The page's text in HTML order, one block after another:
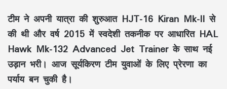
टीम ने अपनी यात्रा की शुरुआत HJT-16 Kiran Mk-II से
की थी और वर्ष 2015 में स्वदेशी तकनीक पर आधारित HAL
Hawk Mk-132 Advanced Jet Trainer के साथ नई
उड़ान भरी। आज सूर्यकिरण टीम युवाओं के लिए प्रेरणा का
पर्याय बन चुकी है।